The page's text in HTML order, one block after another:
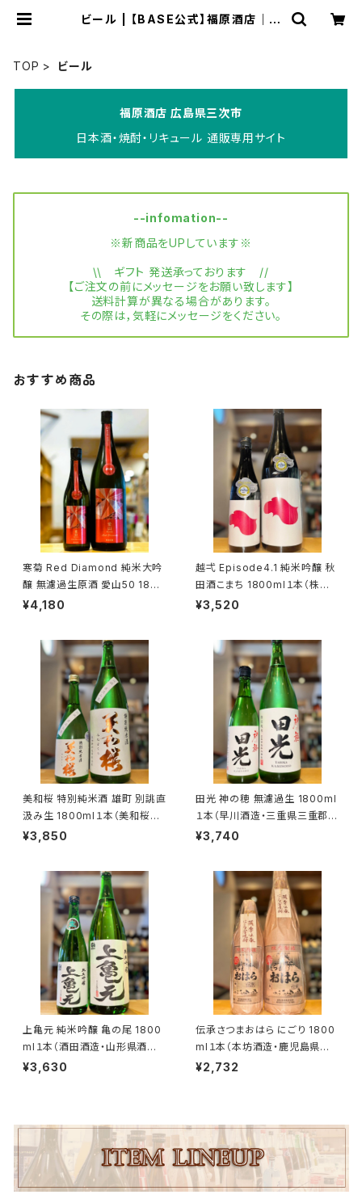
ビール | 【BASE公式】福原酒店｜創
TOP
ビール
福原酒店 広島県三次市
日本酒・焼酎・リキュール 通販専用サイト
--infomation--
※新商品をUPしています※
\\ ギフト 発送承っております //
【ご注文の前にメッセージをお願い致します】
送料計算が異なる場合があります。
その際は，気軽にメッセージをください。
おすすめ商品
寒菊 Red Diamond 純米大吟
醸 無濾過生原酒 愛山50 1800
ml１本（寒菊銘醸・千葉県山武
¥4,180
越弌 Episode4.1 純米吟醸 秋
田酒こまち 1800ml１本（株式
会社越後鶴亀・新潟県新潟市西
¥3,520
美和桜 特別純米酒 雄町 別誂直
汲み生 1800ml１本（美和桜酒
造・広島県三次市三和町）
¥3,850
田光 神の穂 無濾過生 1800ml
１本（早川酒造・三重県三重郡菰
野町）
¥3,740
上亀元 純米吟醸 亀の尾 1800
ml１本（酒田酒造・山形県酒田
市日吉町）
¥3,630
伝承さつまおはら にごり 1800
ml１本（本坊酒造・鹿児島県鹿
児島市南栄）
¥2,732